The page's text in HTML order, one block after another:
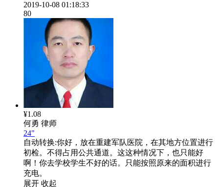
2019-10-08 01:18:33
80
¥1.08
何勇 律师
24"
自动转换:你好，放在重建军队医院，在其地方位置进行
初检。不得占用公共通道。这这种情况下，也只能好
啊！你去学校学生不好的话。只能按照原来的面积进行
充电。
展开 收起